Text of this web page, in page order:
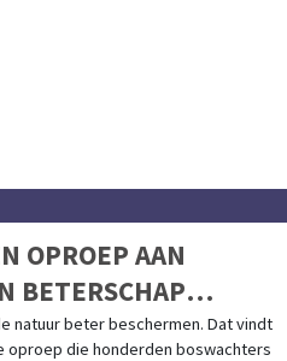
OPROEP AAN
BETERSCHAP
natuur beter beschermen. Dat vindt
oproep die honderden boswachters